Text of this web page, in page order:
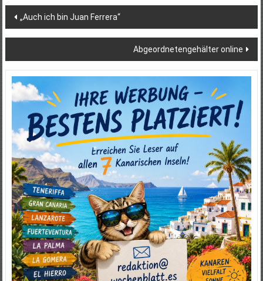
Beitragsnavigation
„Auch ich bin Juan Ferrera“
Abgeordnetengehälter online